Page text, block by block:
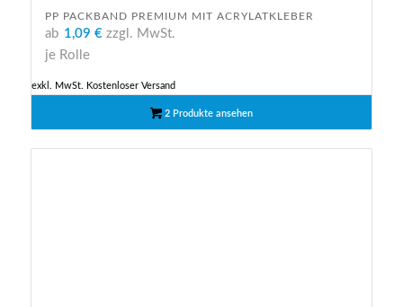
PP PACKBAND PREMIUM MIT ACRYLATKLEBER
ab 1,09 €zzgl. MwSt.
je Rolle
exkl. MwSt. Kostenloser Versand
2 Produkte ansehen